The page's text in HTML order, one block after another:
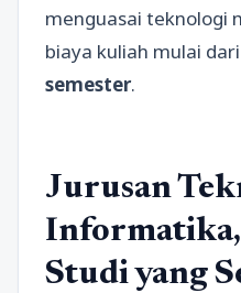
menguasai teknologi
biaya kuliah mulai
semester.
Jurusan
Studi yang